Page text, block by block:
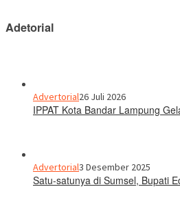
Adetorial
Advertorial26 Juli 2026
IPPAT Kota Bandar Lampung
Advertorial3 Desember 2025
Satu-satunya di Sumsel, Bupati